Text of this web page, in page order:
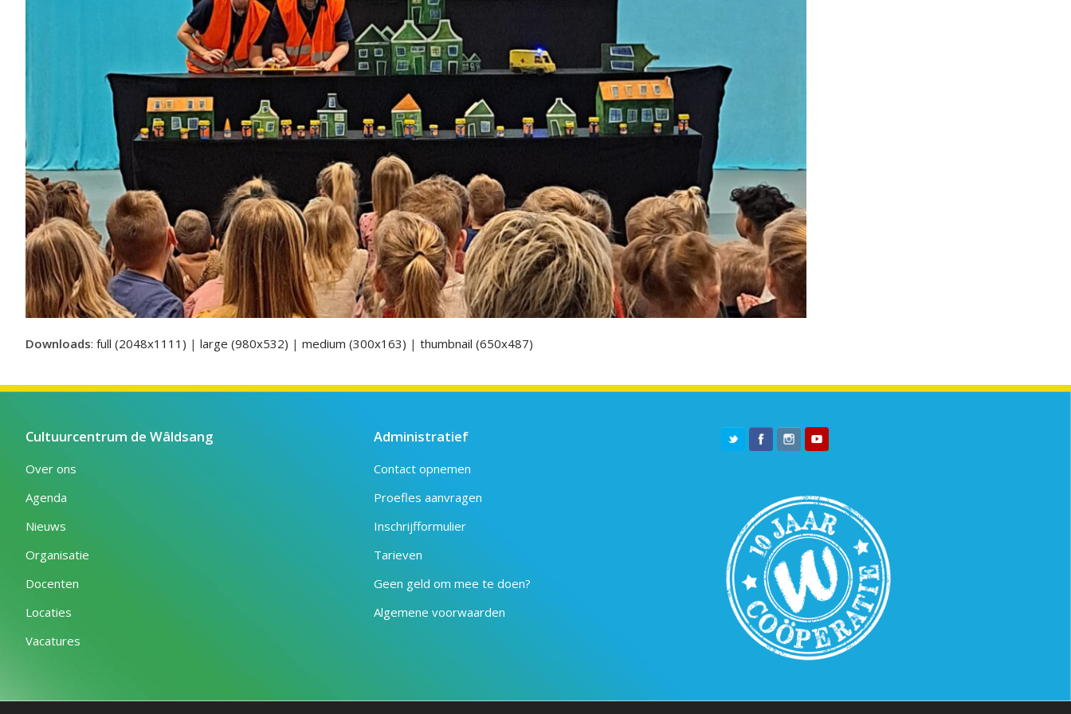
Downloads: full (2048x1111) | large (980x532) | medium (300x163) | thumbnail (650x487)
Cultuurcentrum de Wâldsang
Over ons
Agenda
Nieuws
Organisatie
Docenten
Locaties
Vacatures
Administratief
Contact opnemen
Proefles aanvragen
Inschrijfformulier
Tarieven
Geen geld om mee te doen?
Algemene voorwaarden